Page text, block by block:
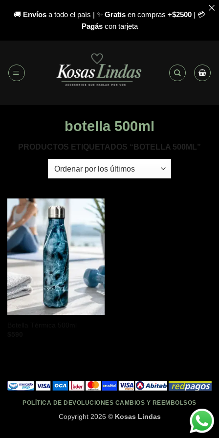
🚚 Envíos a todo el país | ✨ Gratis en compras +$2500 | 💳
Pagáscon tarjeta
contenido
botella 500ml
PRODUCTOS ETIQUETADOS “BOTELLA 500ML”
POLÍTICA DE DEVOLUCIONES CAMBIOS Y REEMBOLSOS
Copyright 2026 © Kosas Lindas